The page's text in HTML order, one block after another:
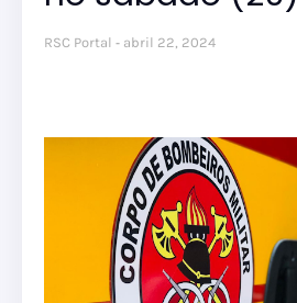
RSC Portal abril 22, 2024